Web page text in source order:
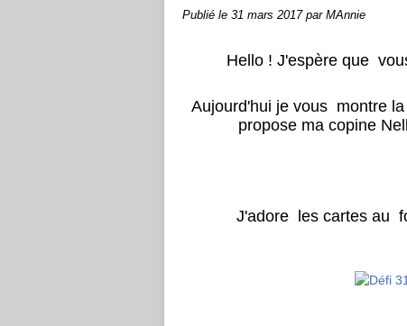
Publié le 31 mars 2017 par MAnnie
Hello ! J'espère que
Aujourd'hui je vous montre
propose ma copine
J'adore les cartes au